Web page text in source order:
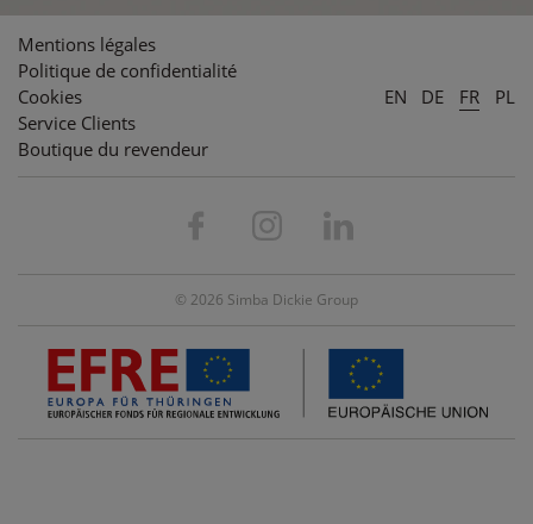
Mentions légales
Politique de confidentialité
Cookies
Service Clients
Boutique du revendeur
EN DE FR PL
© 2026 Simba Dickie Group